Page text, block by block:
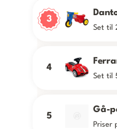
3
Set til
4
Set til
5
Gå-
Priser